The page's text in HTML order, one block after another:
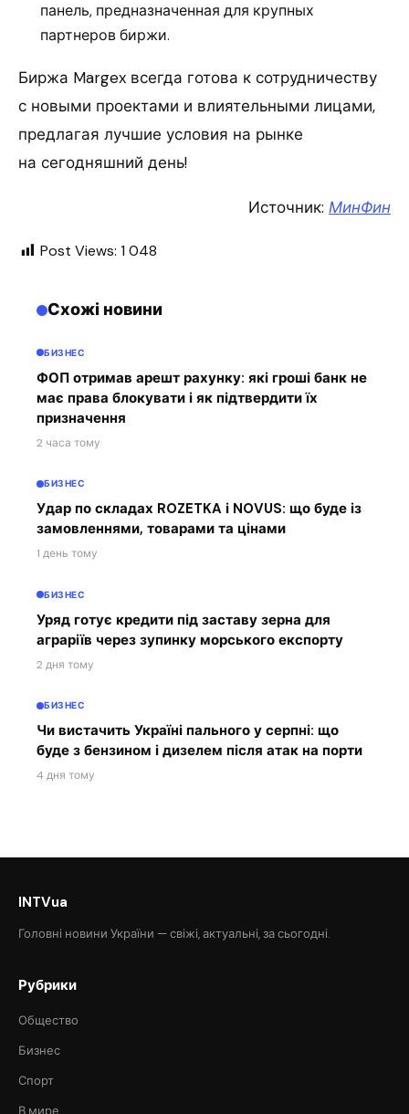
панель, предназначенная для крупных
партнеров биржи.
Биржа Margex всегда готова к сотрудничеству
с новыми проектами и влиятельными лицами,
предлагая лучшие условия на рынке
на сегодняшний день!
Источник: МинФин
Post Views: 1 048
Схожі новини
БИЗНЕС
ФОП отримав арешт рахунку: які гроші банк не
має права блокувати і як підтвердити їх
призначення
2 часа тому
БИЗНЕС
Удар по складах ROZETKA і NOVUS: що буде із
замовленнями, товарами та цінами
1 день тому
БИЗНЕС
Уряд готує кредити під заставу зерна для
аграріїв через зупинку морського експорту
2 дня тому
БИЗНЕС
Чи вистачить Україні пального у серпні: що
буде з бензином і дизелем після атак на порти
4 дня тому
INTVua
Головні новини України — свіжі, актуальні, за сьогодні.
Рубрики
Общество
Бизнес
Спорт